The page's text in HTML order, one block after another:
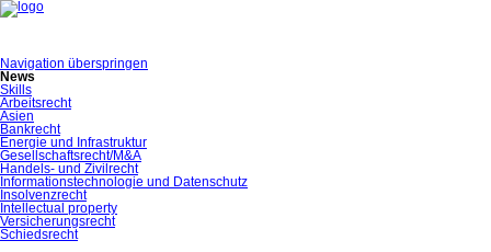
Navigation überspringen
News
Skills
Arbeitsrecht
Asien
Bankrecht
Energie und Infrastruktur
Gesellschaftsrecht/M&A
Handels- und Zivilrecht
Informationstechnologie und Datenschutz
Insolvenzrecht
Intellectual property
Versicherungsrecht
Schiedsrecht